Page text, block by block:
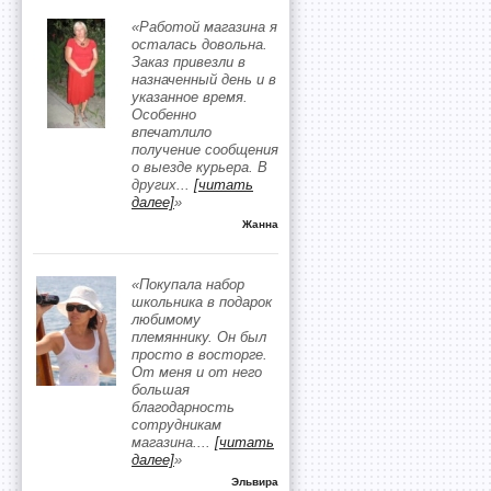
«Работой магазина я
осталась довольна.
Заказ привезли в
назначенный день и в
указанное время.
Особенно
впечатлило
получение сообщения
о выезде курьера. В
других... [читать
далее]»
Жанна
«Покупала набор
школьника в подарок
любимому
племяннику. Он был
просто в восторге.
От меня и от него
большая
благодарность
сотрудникам
магазина.... [читать
далее]»
Эльвира